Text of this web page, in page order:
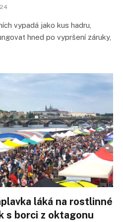
vypadá jako kus hadru,
hned po vypršení záruky,
láká na rostlinné
s borci z oktagonu